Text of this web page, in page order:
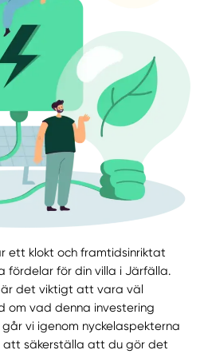
ett klokt och framtidsinriktat
fördelar för din villa i Järfälla.
det viktigt att vara väl
om vad denna investering
vi igenom nyckelaspekterna
att säkerställa att du gör det